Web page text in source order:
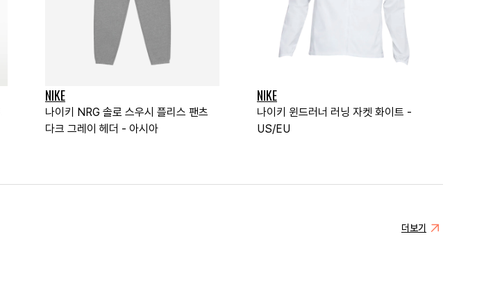
NIKE
나이키 NRG 솔로 스우시 플리스 팬츠
다크 그레이 헤더 - 아시아
NIKE
나이키 윈드러너 러닝 자켓 화이트 -
US/EU
더보기